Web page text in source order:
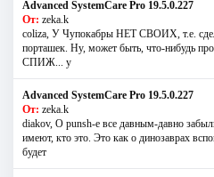
Advanced SystemCare Pro 19.5.0.227
От: zeka.k
coliza, У Чупокабры НЕТ СВОИХ, т.е.
порташек. Ну, может быть, что-нибудь
СПИЖ... у
Advanced SystemCare Pro 19.5.0.227
От: zeka.k
diakov, О punsh-е все давным-давно
имеют, кто это. Это как о динозаврах
будет